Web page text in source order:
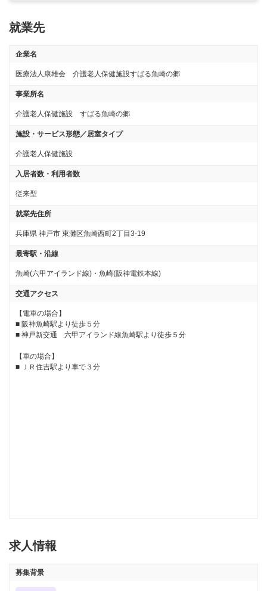
就業先
企業名
医療法人康雄会 介護老人保健施設すばる魚崎の郷
事業所名
介護老人保健施設 すばる魚崎の郷
施設・サービス形態／居室タイプ
介護老人保健施設
入居者数・利用者数
従来型
就業先住所
兵庫県 神戸市 東灘区魚崎西町2丁目3-19
最寄駅・沿線
魚崎(六甲アイランド線)・魚崎(阪神電鉄本線)
交通アクセス
【電車の場合】
■ 阪神魚崎駅より徒歩５分
■ 神戸新交通　六甲アイランド線魚崎駅より徒歩５分
【車の場合】
■ ＪＲ住吉駅より車で３分
求人情報
募集背景